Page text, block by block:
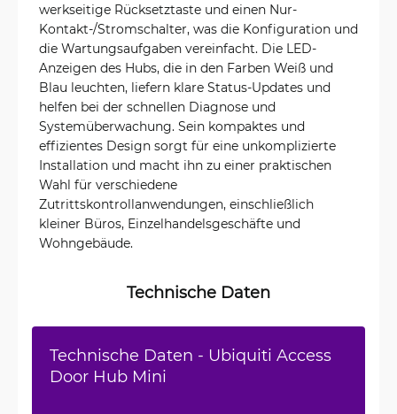
werkseitige Rücksetztaste und einen Nur-
Kontakt-/Stromschalter, was die Konfiguration und
die Wartungsaufgaben vereinfacht. Die LED-
Anzeigen des Hubs, die in den Farben Weiß und
Blau leuchten, liefern klare Status-Updates und
helfen bei der schnellen Diagnose und
Systemüberwachung. Sein kompaktes und
effizientes Design sorgt für eine unkomplizierte
Installation und macht ihn zu einer praktischen
Wahl für verschiedene
Zutrittskontrollanwendungen, einschließlich
kleiner Büros, Einzelhandelsgeschäfte und
Wohngebäude.
Technische Daten
Technische Daten - Ubiquiti Access
Door Hub Mini